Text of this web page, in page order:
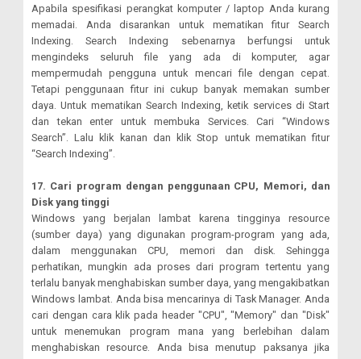
Apabila spesifikasi perangkat komputer / laptop Anda kurang
memadai. Anda disarankan untuk mematikan fitur Search
Indexing. Search Indexing sebenarnya berfungsi untuk
mengindeks seluruh file yang ada di komputer, agar
mempermudah pengguna untuk mencari file dengan cepat.
Tetapi penggunaan fitur ini cukup banyak memakan sumber
daya. Untuk mematikan Search Indexing, ketik services di Start
dan tekan enter untuk membuka Services. Cari “Windows
Search”. Lalu klik kanan dan klik Stop untuk mematikan fitur
“Search Indexing”.
17. Cari program dengan penggunaan CPU, Memori, dan
Disk yang tinggi
Windows yang berjalan lambat karena tingginya resource
(sumber daya) yang digunakan program-program yang ada,
dalam menggunakan CPU, memori dan disk. Sehingga
perhatikan, mungkin ada proses dari program tertentu yang
terlalu banyak menghabiskan sumber daya, yang mengakibatkan
Windows lambat. Anda bisa mencarinya di Task Manager. Anda
cari dengan cara klik pada header "CPU", "Memory" dan "Disk"
untuk menemukan program mana yang berlebihan dalam
menghabiskan resource. Anda bisa menutup paksanya jika